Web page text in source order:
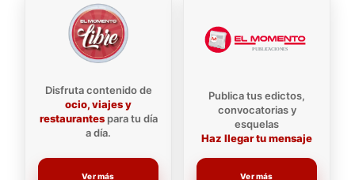
Disfruta contenido de
ocio, viajes y
restaurantespara tu día
a día.
Ver más
Publica tus edictos,
convocatorias y
esquelas
Haz llegar tu mensaje
Ver más